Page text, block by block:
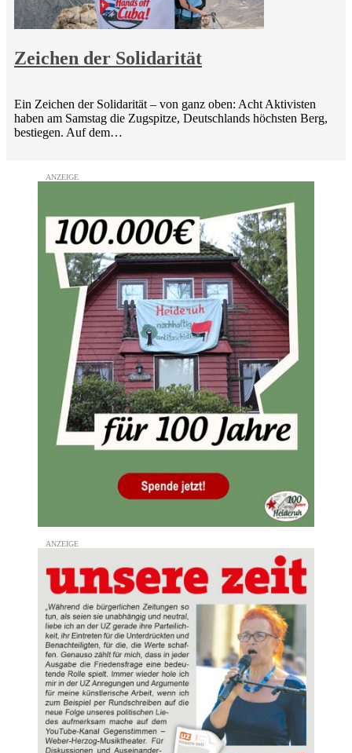
Zeichen der Solidarität
Ein Zeichen der Solidarität – von ganz oben: Acht Aktivisten
haben am Samstag die Zugspitze, Deutschlands höchsten Berg,
bestiegen. Auf dem…